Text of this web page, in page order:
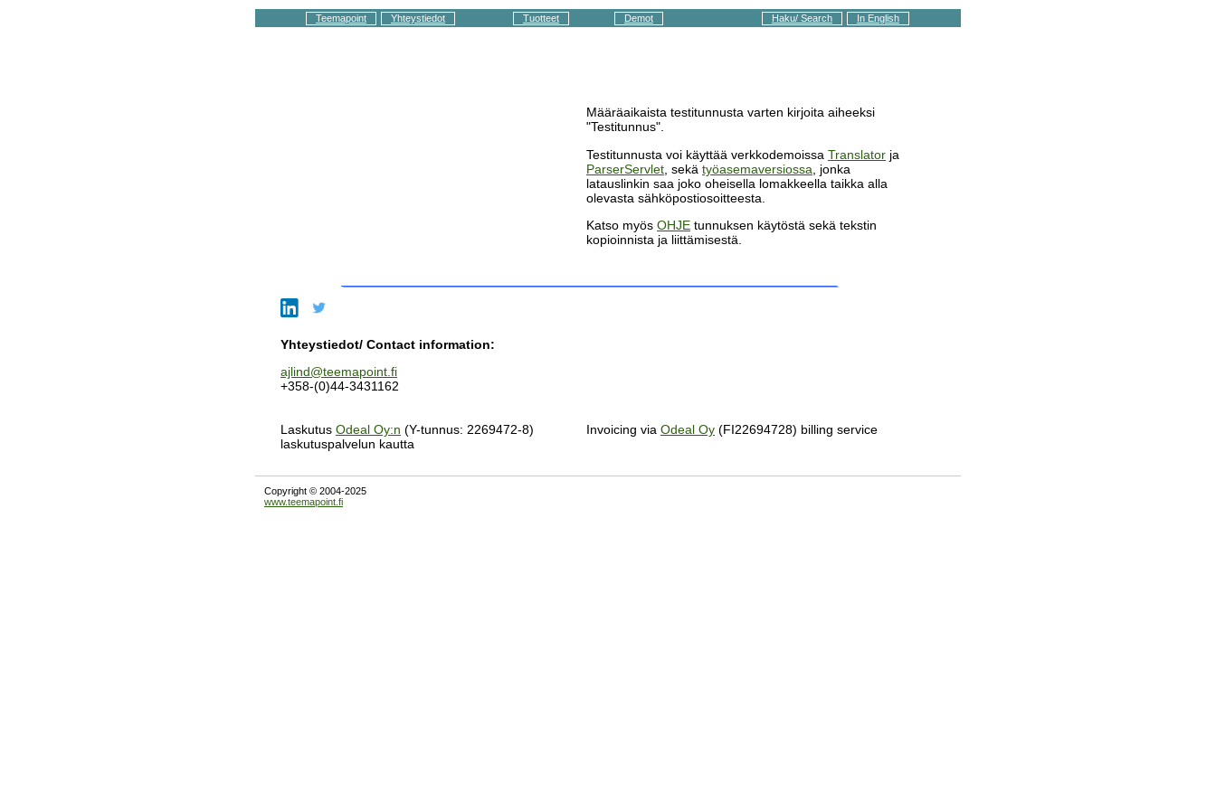
Teemapoint Yhteystiedot Tuotteet Demot Haku/ Search In English
Määräaikaista testitunnusta varten kirjoita aiheeksi
"Testitunnus".
Testitunnusta voi käyttää verkkodemoissa Translator ja
ParserServlet , sekä työasemaversiossa , jonka
latauslinkin saa joko oheisella lomakkeella taikka alla
olevasta sähköpostiosoitteesta.
Katso myös OHJE tunnuksen käytöstä sekä tekstin
kopioinnista ja liittämisestä.
Yhteystiedot/ Contact information:
ajlind@teemapoint.fi
+358-(0)44-3431162
Laskutus Odeal Oy:n (Y-tunnus: 2269472-8)
laskutuspalvelun kautta
Invoicing via Odeal Oy (FI22694728) billing service
Copyright © 2004-2025
www.teemapoint.fi